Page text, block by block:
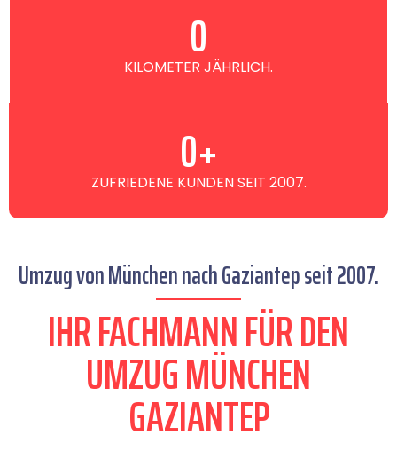
KILOMETER JÄHRLICH.
0
ZUFRIEDENE KUNDEN SEIT 2007.
0+
Umzug von München nach Gaziantep seit 2007.
IHR FACHMANN FÜR DEN
UMZUG MÜNCHEN
GAZIANTEP